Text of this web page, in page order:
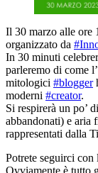
Il 30 marzo alle ore
organizzato da
In 30 minuti
parleremo di come
mitologici #blogger
moderni #creator.
Si respirerà un po’
abbandonati) e aria
rappresentati dalla
Potrete seguirci
Ovviamente è tutto